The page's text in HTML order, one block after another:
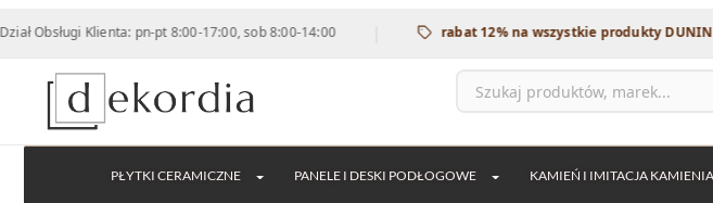
Klienta: pn-pt 8:00-17:00, sob 8:00-14:00 | rabat 12% na wszystkie produkty DUNIN - kod
PŁYTKI CERAMICZNE PANELE I DESKI PODŁOGOWE KAMIEŃ I IMITACJA KAMIENIA